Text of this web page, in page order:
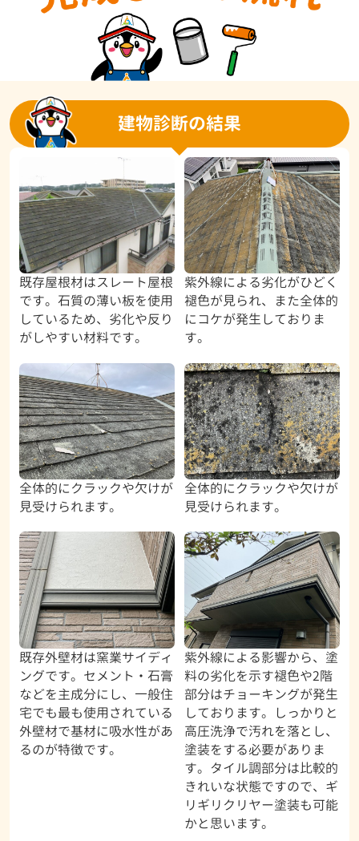
建物診断の結果
既存屋根材はスレート屋根
です。石質の薄い板を使用
しているため、劣化や反り
がしやすい材料です。
紫外線による劣化がひどく
褪色が見られ、また全体的
にコケが発生しておりま
す。
全体的にクラックや欠けが
見受けられます。
全体的にクラックや欠けが
見受けられます。
既存外壁材は窯業サイディ
ングです。セメント・石膏
などを主成分にし、一般住
宅でも最も使用されている
外壁材で基材に吸水性があ
るのが特徴です。
紫外線による影響から、塗
料の劣化を示す褪色や2階
部分はチョーキングが発生
しております。しっかりと
高圧洗浄で汚れを落とし、
塗装をする必要がありま
す。タイル調部分は比較的
きれいな状態ですので、ギ
リギリクリヤー塗装も可能
かと思います。